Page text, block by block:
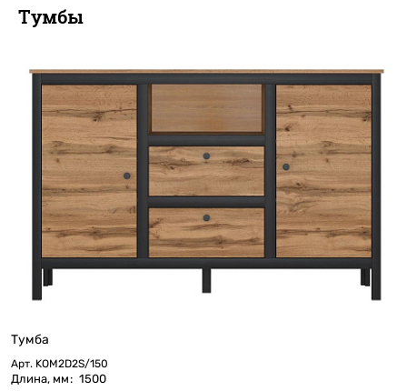
Тумбы
Тумба
Арт. KOM2D2S/150
Длина, мм: 1500